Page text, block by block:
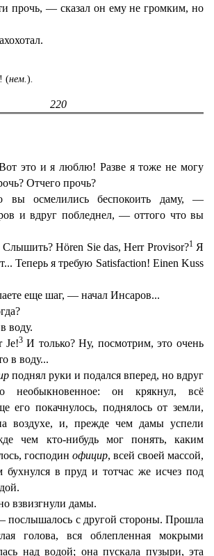
прочь, — сказал он ему не громким, но
(нем. )
220
это и я люблю! Разве я тоже не могу
Отчего прочь?
осмелились беспокоить даму, —
и вдруг побледнел, — оттого что вы
Hören Sie das, Herr Provisor?1Я
Теперь я требую Satisfaction! Einen Kuss
еще шаг, — начал Инсаров...
воду.
Je!3И только? Ну, посмотрим, это очень
в воду...
поднял руки и подался вперед, но вдруг
необыкновенное: он крякнул, всё
его покачнулось, поднялось от земли,
воздухе, и, прежде чем дамы успели
чем кто-нибудь мог понять, каким
господин официр, всей своей массой,
бухнулся в пруд и тотчас же исчез под
дамы.
послышалось с другой стороны. Прошла
голова, вся облепленная мокрыми
над водой; она пускала пузыри, эта